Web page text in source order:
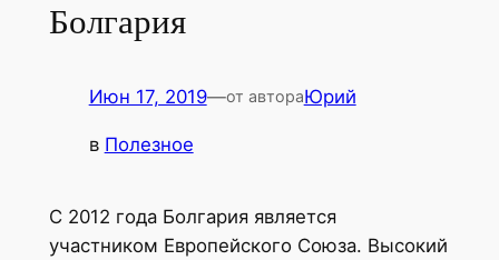
Болгария
Июн 17, 2019—от автораЮрий
в Полезное
С 2012 года Болгария является
участником Европейского Союза. Высокий